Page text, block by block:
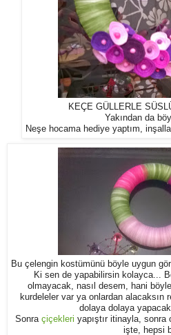
KEÇE GÜLLERLE
Yakından da
Neşe hocama hediye yaptım,
Bu çelengin kostümünü böyle uygun
Ki sen de yapabilirsin kolayca...
olmayacak, nasıl desem, hani
kurdeleler var ya onlardan alacaksın
dolaya dolaya
Sonra çiçekleri yapıştır itinayla,
işte, hepsi